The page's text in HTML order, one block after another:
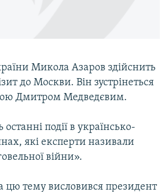
Микола Азаров здійснить
до Москви. Він зустрінеться
Дмитром Медведєвим.
події в українсько-
які експерти називали
війни».
тему висловився президент